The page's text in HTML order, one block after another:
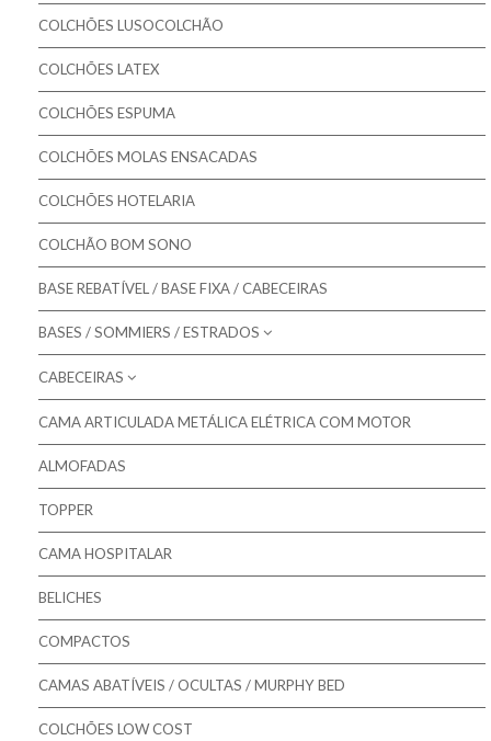
Pikolin - Colchões Criança e Bebé
Colmed - Colchões Medicinais
Colmol - Colchões
Bestbed - Colchões
Bom Repouso - Colchões
Mindol - Colchões
Colchões para Bebé
Colchões Low Cost
Colchões Gama MASTER
Colchões Gama ORTOPÉDICO
Colchões Gama SOFT
COLCHÕES LUSOCOLCHÃO
COLCHÕES LATEX
COLCHÕES ESPUMA
COLCHÕES MOLAS ENSACADAS
COLCHÕES HOTELARIA
COLCHÃO BOM SONO
BASE REBATÍVEL / BASE FIXA / CABECEIRAS
BASES / SOMMIERS / ESTRADOS
Molaflex - Bases Forradas
Molaflex - Lâminas
Molaflex - Rebatíveis
Pikolin - Bases
Bestbed - Sommiers
Mindol - Bases
CABECEIRAS
Molaflex - Cabeceiras para camas
Mindol - Cabeceiras para camas
CAMA ARTICULADA METÁLICA ELÉTRICA COM MOTOR
ALMOFADAS
TOPPER
CAMA HOSPITALAR
BELICHES
COMPACTOS
CAMAS ABATÍVEIS / OCULTAS / MURPHY BED
COLCHÕES LOW COST